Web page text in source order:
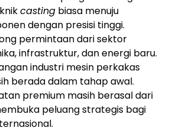
casting biasa menuju
dengan presisi tinggi.
permintaan dari sektor
infrastruktur, dan energi baru.
industri mesin perkakas
berada dalam tahap awal.
premium masih berasal dari
peluang strategis bagi